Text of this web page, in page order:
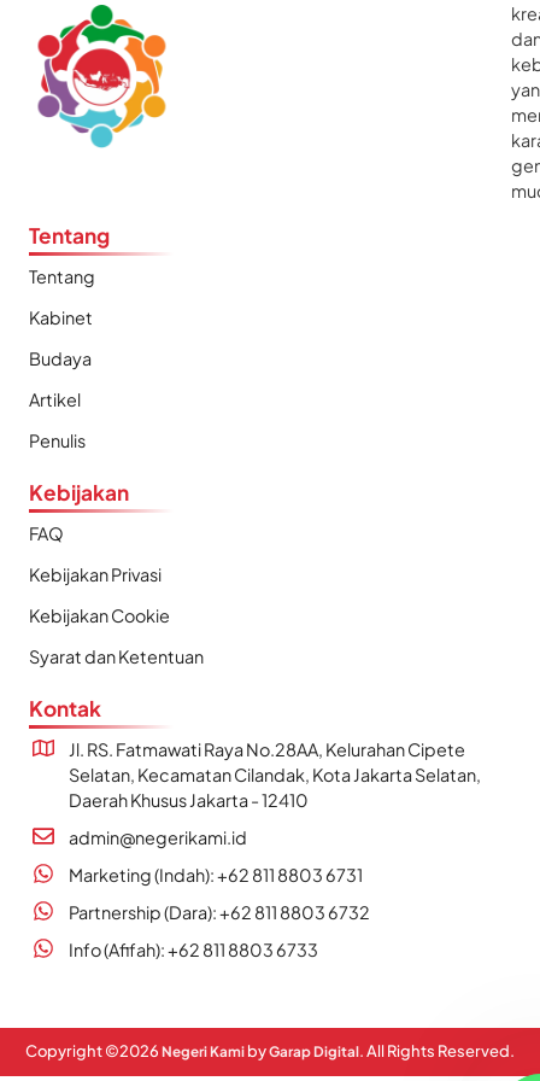
Tentang
Tentang
Kabinet
Budaya
Artikel
Penulis
Kebijakan
FAQ
Kebijakan Privasi
Kebijakan Cookie
Syarat dan Ketentuan
Kontak
Jl. RS. Fatmawati Raya No.28AA, Kelurahan Cipete
Selatan, Kecamatan Cilandak, Kota Jakarta Selatan,
Daerah Khusus Jakarta - 12410
admin@negerikami.id
Marketing (Indah): +62 811 8803 6731
Partnership (Dara): +62 811 8803 6732
Info (Afifah): +62 811 8803 6733
Copyright ©2026 Negeri Kami byGarap Digital. All Rights Reserved.